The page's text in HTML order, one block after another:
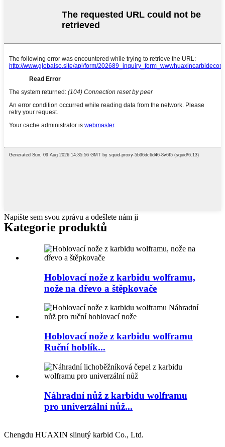
Napište sem svou zprávu a odešlete nám ji
Kategorie produktů
Hoblovací nože z karbidu wolframu,
nože na dřevo a štěpkovače
Hoblovací nože z karbidu wolframu
Ruční hoblík...
Náhradní nůž z karbidu wolframu
pro univerzální nůž...
Chengdu HUAXIN slinutý karbid Co., Ltd.